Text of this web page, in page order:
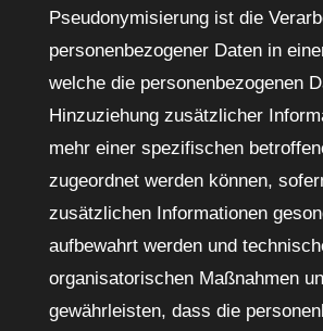
Pseudonymisierung ist die
personenbezogener Daten in
welche die personenbezogenen
Hinzuziehung zusätzlicher
mehr einer spezifischen
zugeordnet werden können,
zusätzlichen Informationen
aufbewahrt werden und
organisatorischen Maßnahmen
gewährleisten, dass die